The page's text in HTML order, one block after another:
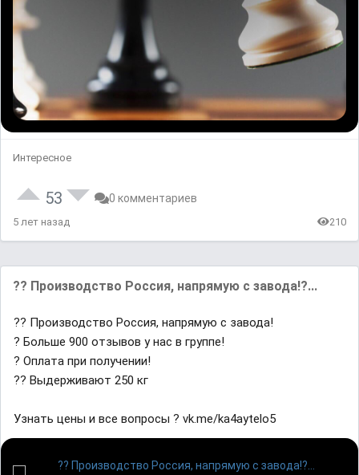
Интересное
53 0 комментариев
5 лет назад 210
?? Производство Россия, напрямую с завода!?...
?? Производство Россия, напрямую с завода!
? Больше 900 отзывов у нас в группе!
? Оплата при получении!
?? Выдерживают 250 кг
Узнать цены и все вопросы ? vk.me/ka4aytelo5